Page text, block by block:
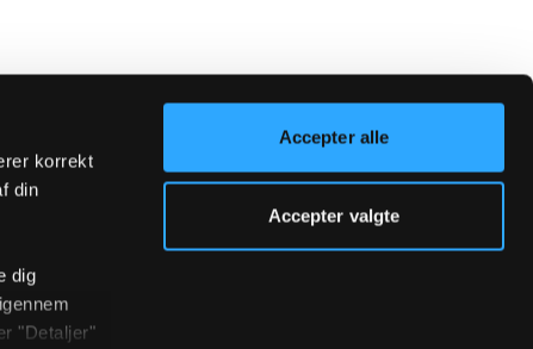
korrekt
din
dig
"Detaljer"
Accepter alle
Accepter valgte